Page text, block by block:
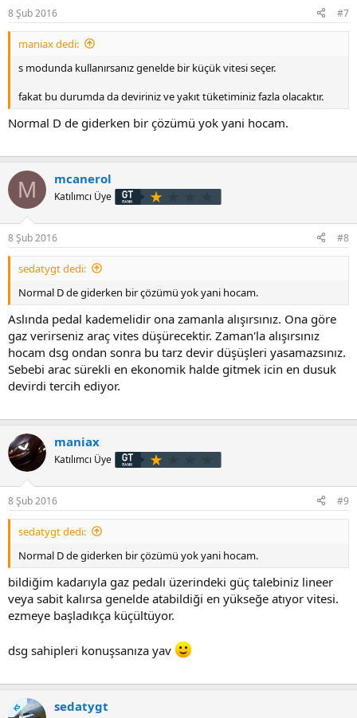
8 Şub 2016 #7
maniax dedi:
s modunda kullanırsanız genelde bir küçük vitesi seçer.
fakat bu durumda da deviriniz ve yakıt tüketiminiz fazla olacaktır.
Normal D de giderken bir çözümü yok yani hocam.
M mcanerol
Katılımcı Üye
8 Şub 2016 #8
sedatygt dedi:
Normal D de giderken bir çözümü yok yani hocam.
Aslında pedal kademelidir ona zamanla alışırsınız. Ona göre
gaz verirseniz araç vites düşürecektir. Zaman'la alışırsınız
hocam dsg ondan sonra bu tarz devir düşüşleri yasamazsınız.
Sebebi arac sürekli en ekonomik halde gitmek icin en dusuk
devirdi tercih ediyor.
maniax
Katılımcı Üye
8 Şub 2016 #9
sedatygt dedi:
Normal D de giderken bir çözümü yok yani hocam.
bildiğim kadarıyla gaz pedalı üzerindeki güç talebiniz lineer
veya sabit kalırsa genelde atabildiği en yükseğe atıyor vitesi.
ezmeye başladıkça küçültüyor.
dsg sahipleri konuşsanıza yav
KS sedatygt